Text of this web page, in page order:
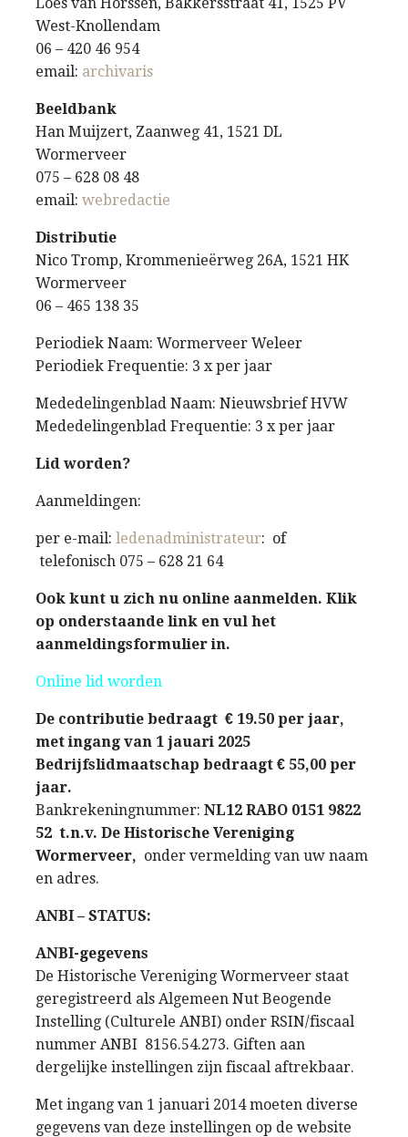
West-Knollendam
06 – 420 46 954
email: archivaris
Beeldbank
Han Muijzert, Zaanweg 41, 1521 DL
Wormerveer
075 – 628 08 48
email: webredactie
Distributie
Nico Tromp, Krommenieërweg 26A, 1521 HK
Wormerveer
06 – 465 138 35
Periodiek Naam: Wormerveer Weleer
Periodiek Frequentie: 3 x per jaar
Mededelingenblad Naam: Nieuwsbrief HVW
Mededelingenblad Frequentie: 3 x per jaar
Lid worden?
Aanmeldingen:
per e-mail: ledenadministrateur: of
telefonisch 075 – 628 21 64
Ook kunt u zich nu online aanmelden. Klik
op onderstaande link en vul het
aanmeldingsformulier in.
Online lid worden
De contributie bedraagt € 19.50 per jaar,
met ingang van 1 jauari 2025
Bedrijfslidmaatschap bedraagt € 55,00 per
jaar.
Bankrekeningnummer: NL12 RABO 0151 9822
52 t.n.v. De Historische Vereniging
Wormerveer, onder vermelding van uw naam
en adres.
ANBI – STATUS:
ANBI-gegevens
De Historische Vereniging Wormerveer staat
geregistreerd als Algemeen Nut Beogende
Instelling (Culturele ANBI) onder RSIN/fiscaal
nummer ANBI 8156.54.273. Giften aan
dergelijke instellingen zijn fiscaal aftrekbaar.
Met ingang van 1 januari 2014 moeten diverse
gegevens van deze instellingen op de website